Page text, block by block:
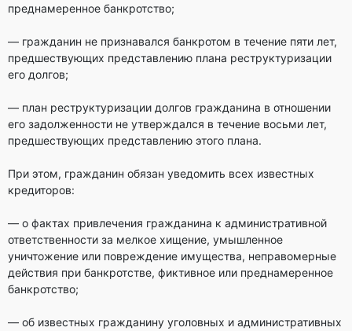
преднамеренное банкротство;
— гражданин не признавался банкротом в течение пяти лет,
предшествующих представлению плана реструктуризации
его долгов;
— план реструктуризации долгов гражданина в отношении
его задолженности не утверждался в течение восьми лет,
предшествующих представлению этого плана.
При этом, гражданин обязан уведомить всех известных
кредиторов:
— о фактах привлечения гражданина к административной
ответственности за мелкое хищение, умышленное
уничтожение или повреждение имущества, неправомерные
действия при банкротстве, фиктивное или преднамеренное
банкротство;
— об известных гражданину уголовных и административных